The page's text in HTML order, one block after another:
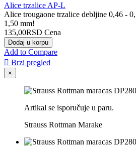
Alice trzalice AP-L
Alice trougaone trzalice debljine 0,46 -
1,50 mm!
135,00RSD Cena
Dodaj u korpu
Add to Compare
 Brzi pregled
×
Artikal se isporučuje u paru.
Strauss Rottman Marake